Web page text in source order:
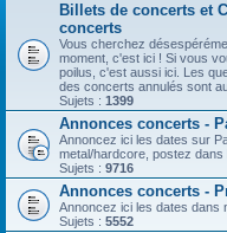
Billets de concerts et
concerts
Vous cherchez
moment, c'est ici ! Si vous
poilus, c'est aussi ici. Les
des concerts annulés sont
Sujets : 1399
Annonces concerts -
Annoncez ici les dates sur
metal/hardcore, postez dans
Sujets : 9716
Annonces concerts -
Annoncez ici les dates dans
Sujets : 5552